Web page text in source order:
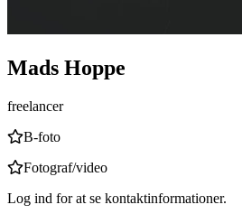
Mads Hoppe
freelancer
B-foto
Fotograf/video
Log ind for at se kontaktinformationer.